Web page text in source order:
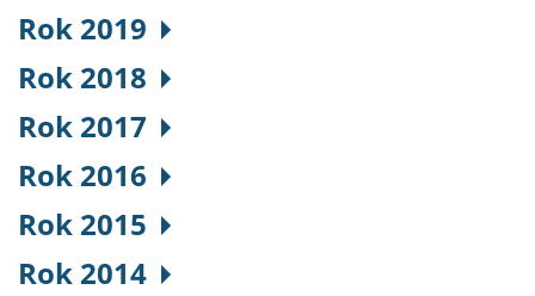
Rok 2019
Rok 2018
Rok 2017
Rok 2016
Rok 2015
Rok 2014